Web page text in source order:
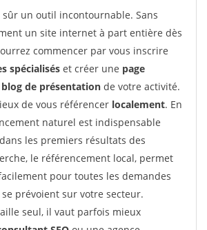
un outil incontournable. Sans
un site internet à part entière dès
commencer par vous inscrire
spécialisés et créer une page
de présentation de votre activité.
de vous référencer localement. En
naturel est indispensable
les premiers résultats des
le référencement local, permet
pour toutes les demandes
prévoient sur votre secteur.
seul, il vaut parfois mieux